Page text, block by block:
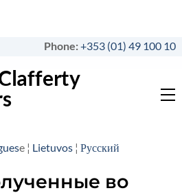
Phone:+353 (01) 49 100 10
e ¦ Lietuvos ¦Русский
во